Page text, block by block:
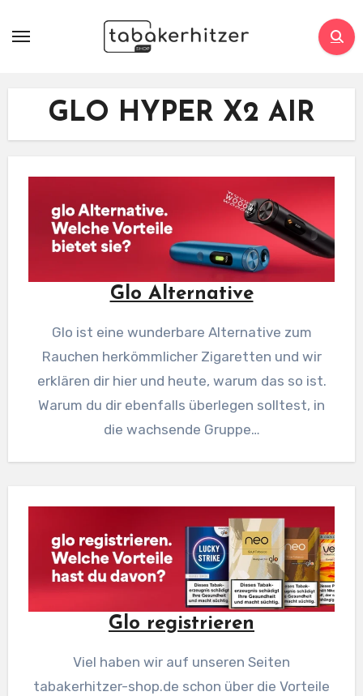
Inhalt
GLO HYPER X2 AIR
Glo Alternative
Glo ist eine wunderbare Alternative zum
Rauchen herkömmlicher Zigaretten und wir
erklären dir hier und heute, warum das so ist.
Warum du dir ebenfalls überlegen solltest, in
die wachsende Gruppe…
Glo registrieren
Viel haben wir auf unseren Seiten
tabakerhitzer-shop.de schon über die Vorteile